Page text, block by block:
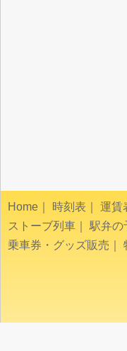
Home 時刻表 運賃
ストーブ列車
駅弁の
乗車券・グッズ販売